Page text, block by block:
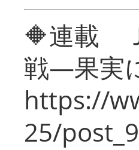
🔶連載
戦―果実
https://
25/